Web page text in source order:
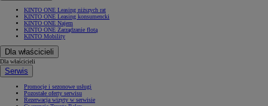
KINTO ONE Leasing niższych rat
KINTO ONE Leasing konsumencki
KINTO ONE Najem
KINTO ONE Zarządzanie flotą
KINTO Mobility
Dla właścicieli
Dla właścicieli
Serwis
Promocje i sezonowe usługi
Pozostałe oferty serwisu
Rezerwacja wizyty w serwisie